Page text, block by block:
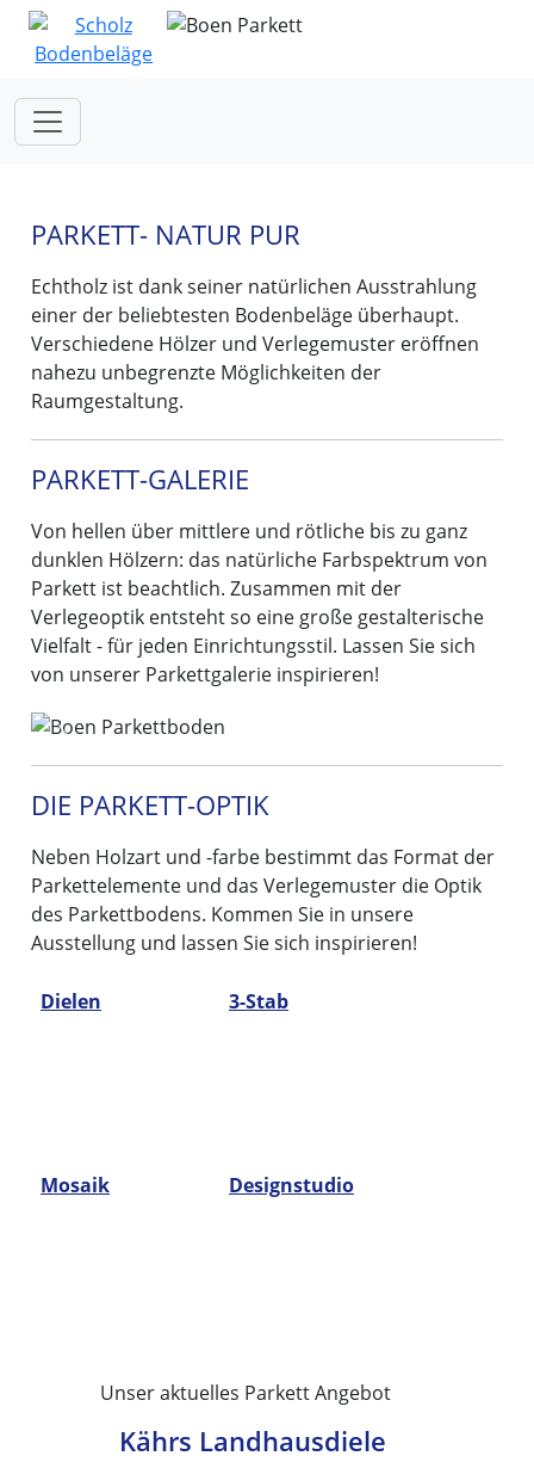
Toggle navigation
PARKETT- NATUR PUR
Echtholz ist dank seiner natürlichen Ausstrahlung
einer der beliebtesten Bodenbeläge überhaupt.
Verschiedene Hölzer und Verlegemuster eröffnen
nahezu unbegrenzte Möglichkeiten der
Raumgestaltung.
PARKETT-GALERIE
Von hellen über mittlere und rötliche bis zu ganz
dunklen Hölzern: das natürliche Farbspektrum von
Parkett ist beachtlich. Zusammen mit der
Verlegeoptik entsteht so eine große gestalterische
Vielfalt - für jeden Einrichtungsstil. Lassen Sie sich
von unserer Parkettgalerie inspirieren!
Previous
DIE PARKETT-OPTIK
Neben Holzart und -farbe bestimmt das Format der
Parkettelemente und das Verlegemuster die Optik
des Parkettbodens. Kommen Sie in unsere
Ausstellung und lassen Sie sich inspirieren!
Dielen 3-Stab
Mosaik Designstudio
Unser aktuelles Parkett Angebot
Kährs Landhausdiele